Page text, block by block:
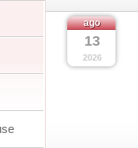
ago
13
2026